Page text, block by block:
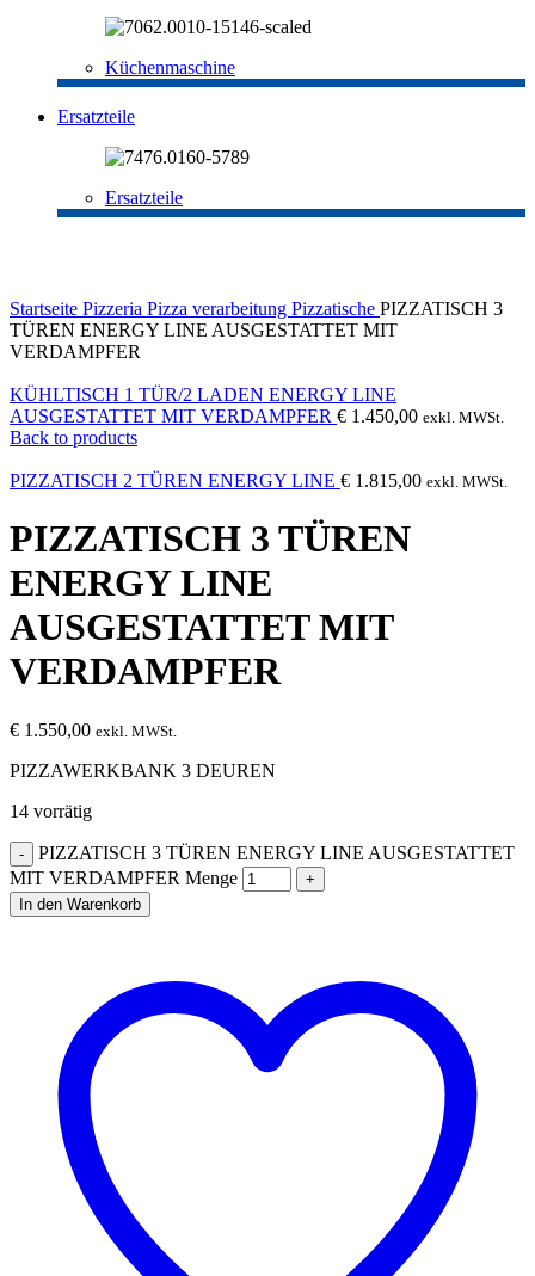
Küchenmaschine
Ersatzteile
Ersatzteile
Startseite Pizzeria Pizza verarbeitung Pizzatische PIZZATISCH 3
TÜREN ENERGY LINE AUSGESTATTET MIT
VERDAMPFER
KÜHLTISCH 1 TÜR/2 LADEN ENERGY LINE
AUSGESTATTET MIT VERDAMPFER € 1.450,00 exkl. MWSt.
Back to products
PIZZATISCH 2 TÜREN ENERGY LINE € 1.815,00 exkl. MWSt.
PIZZATISCH 3 TÜREN
ENERGY LINE
AUSGESTATTET MIT
VERDAMPFER
€ 1.550,00 exkl. MWSt.
PIZZAWERKBANK 3 DEUREN
14 vorrätig
PIZZATISCH 3 TÜREN ENERGY LINE AUSGESTATTET
MIT VERDAMPFER Menge
In den Warenkorb